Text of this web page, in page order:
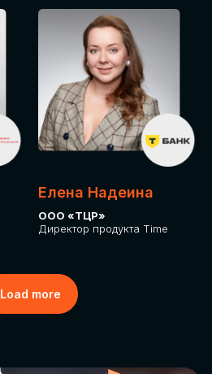
Елена Надеина
ООО «ТЦР»
Директор продукта Time
Load more